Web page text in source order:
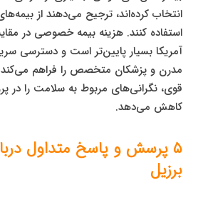
انتخاب کرده‌اند، ترجیح می‌دهند از
استفاده کنند. هزینه بیمه خصوصی در
آمریکا بسیار پایین‌تر است و دسترسی
مدرن و پزشکان متخصص را فراهم
قوی، نگرانی‌های مربوط به سلامت را در
کاهش می‌دهد.
۵ پرسش و پاسخ متداول
برزیل